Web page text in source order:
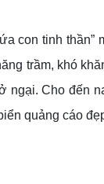
con tinh
trầm, khó
ngại. Cho đến
quảng cáo